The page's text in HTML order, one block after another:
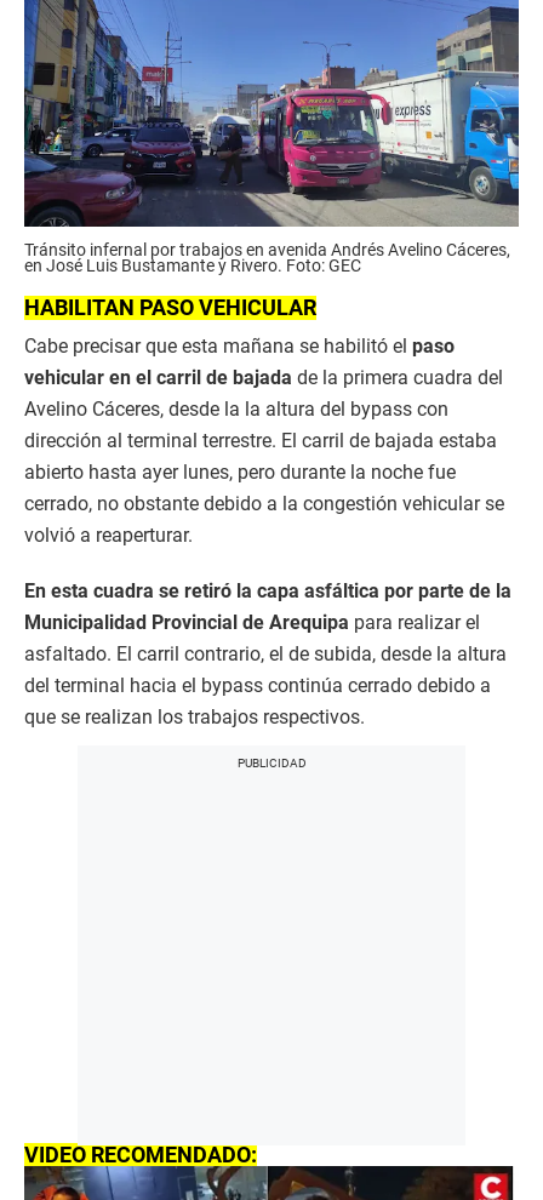
Tránsito infernal por trabajos en avenida Andrés Avelino Cáceres,
en José Luis Bustamante y Rivero. Foto: GEC
HABILITAN PASO VEHICULAR
Cabe precisar que esta mañana se habilitó el paso
vehicular en el carril de bajada de la primera cuadra del
Avelino Cáceres, desde la la altura del bypass con
dirección al terminal terrestre. El carril de bajada estaba
abierto hasta ayer lunes, pero durante la noche fue
cerrado, no obstante debido a la congestión vehicular se
volvió a reaperturar.
En esta cuadra se retiró la capa asfáltica por parte de la
Municipalidad Provincial de Arequipa para realizar el
asfaltado. El carril contrario, el de subida, desde la altura
del terminal hacia el bypass continúa cerrado debido a
que se realizan los trabajos respectivos.
VIDEO RECOMENDADO: